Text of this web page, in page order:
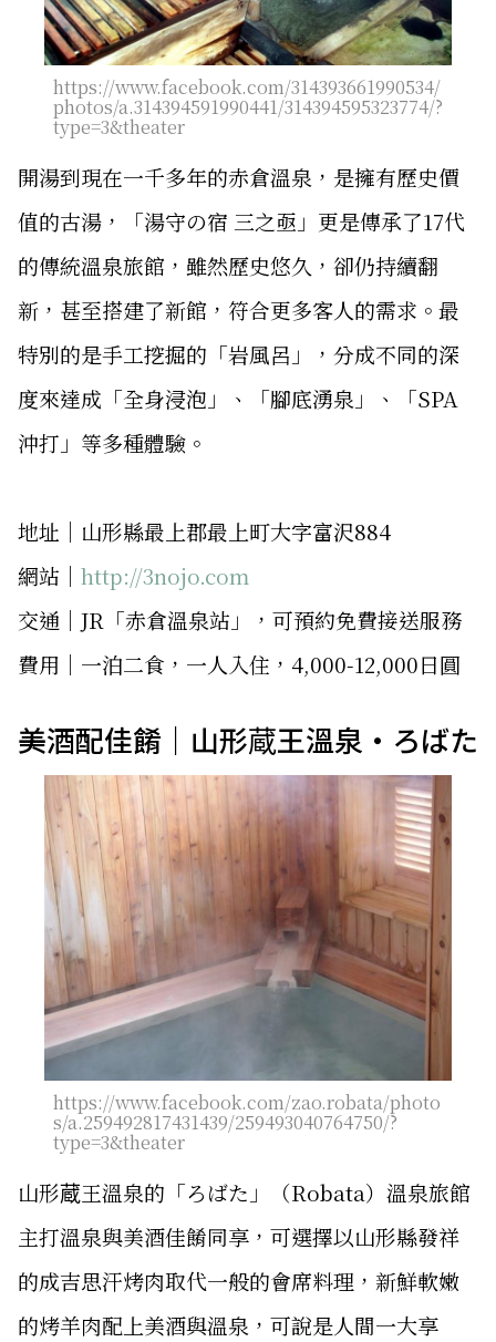
https://www.facebook.com/314393661990534/
photos/a.314394591990441/314394595323774/?
type=3&theater
開湯到現在一千多年的赤倉溫泉，是擁有歷史價
值的古湯，「湯守の宿 三之亟」更是傳承了17代
的傳統溫泉旅館，雖然歷史悠久，卻仍持續翻
新，甚至搭建了新館，符合更多客人的需求。最
特別的是手工挖掘的「岩風呂」，分成不同的深
度來達成「全身浸泡」、「腳底湧泉」、「SPA
沖打」等多種體驗。
地址│山形縣最上郡最上町大字富沢884
網站│ http://3nojo.com
交通│JR「赤倉溫泉站」，可預約免費接送服務
費用│一泊二食，一人入住，4,000-12,000日圓
美酒配佳餚｜山形蔵王溫泉・ろばた
https://www.facebook.com/zao.robata/photo
s/a.259492817431439/259493040764750/?
type=3&theater
山形蔵王溫泉的「ろばた」（Robata）溫泉旅館
主打溫泉與美酒佳餚同享，可選擇以山形縣發祥
的成吉思汗烤肉取代一般的會席料理，新鮮軟嫩
的烤羊肉配上美酒與溫泉，可說是人間一大享